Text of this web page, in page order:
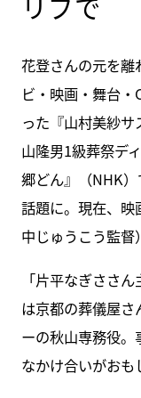
花登さんの元を離
ビ・映画・舞台
った『山村美紗
山隆男1級葬祭デ
郷どん』（NHK
話題に。現在、映
中じゅうこう監督
「片平なぎささ
は京都の葬儀屋さ
ーの秋山専務役
なかけ合いがおも